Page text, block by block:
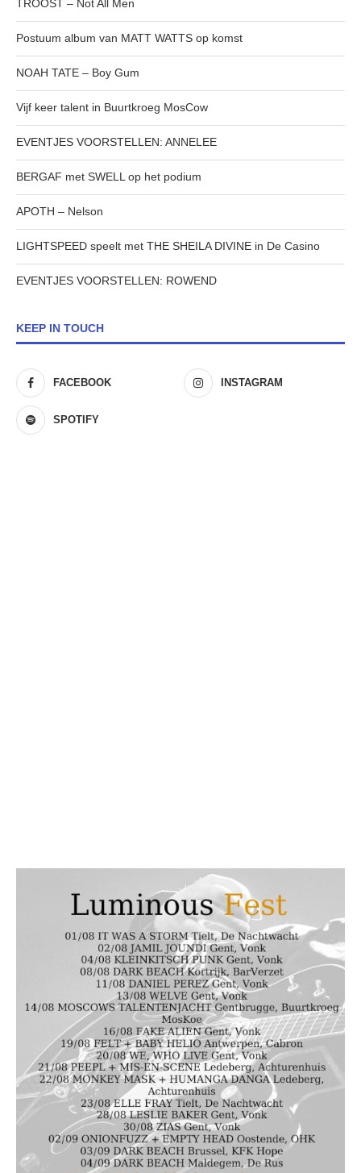
TROOST – Not All Men
Postuum album van MATT WATTS op komst
NOAH TATE – Boy Gum
Vijf keer talent in Buurtkroeg MosCow
EVENTJES VOORSTELLEN: ANNELEE
BERGAF met SWELL op het podium
APOTH – Nelson
LIGHTSPEED speelt met THE SHEILA DIVINE in De Casino
EVENTJES VOORSTELLEN: ROWEND
KEEP IN TOUCH
FACEBOOK INSTAGRAM
SPOTIFY